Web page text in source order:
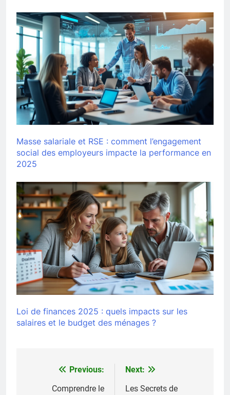
Masse salariale et RSE : comment l’engagement
social des employeurs impacte la performance en
2025
Loi de finances 2025 : quels impacts sur les
salaires et le budget des ménages ?
NavigationPrevious:
Comprendre le
Next:
Les Secrets de